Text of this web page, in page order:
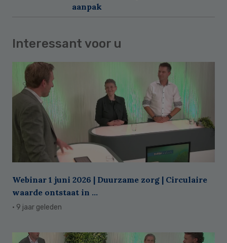
aanpak
Interessant voor u
Webinar 1 juni 2026 | Duurzame zorg | Circulaire
waarde ontstaat in ...
· 9 jaar geleden